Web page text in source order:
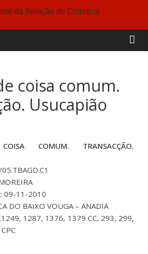
coisa comum.
Usucapião
COMUM. TRANSACÇÃO.
09-11-2010
DO BAIXO VOUGA – ANADIA
1287, 1376, 1379 CC, 293, 299,